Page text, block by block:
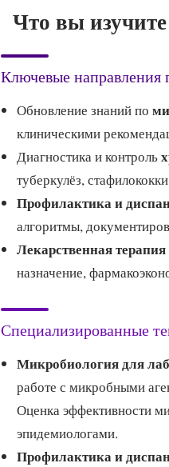
Что вы
Ключевые направления
Обновление знаний по
клиническими
Диагностика и контроль
туберкулёз,
Профилактика и
алгоритмы,
Лекарственная терапия
назначение,
Специализированные
Микробиология для
работе с микробными
Оценка эффективности
эпидемиологами.
Профилактика и